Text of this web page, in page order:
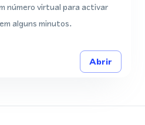
número virtual para activar
alguns minutos.
Abrir